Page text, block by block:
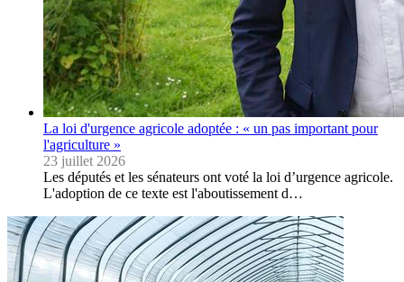
La loi d'urgence agricole adoptée : « un pas important pour
l'agriculture »
23 juillet 2026
Les députés et les sénateurs ont voté la loi d’urgence agricole.
L'adoption de ce texte est l'aboutissement d…